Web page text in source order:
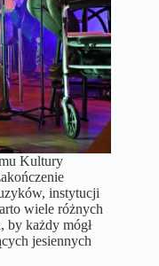
Kultury
instytucji
wiele różnych
by każdy mógł
jesiennych